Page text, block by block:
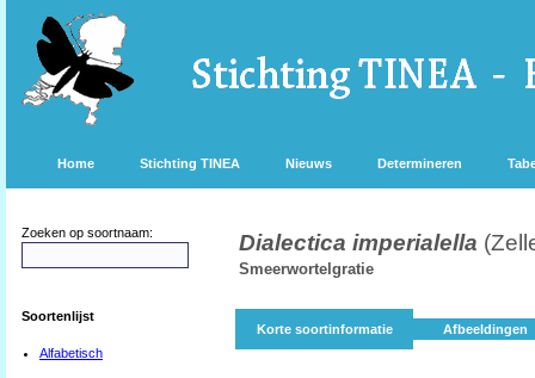
Home Stichting TINEA Nieuws Determineren
Zoeken op soortnaam:
Soortenlijst
Alfabetisch
Dialectica imperialella
Smeerwortelgratie
Korte soortinformatie Afbeeldingen